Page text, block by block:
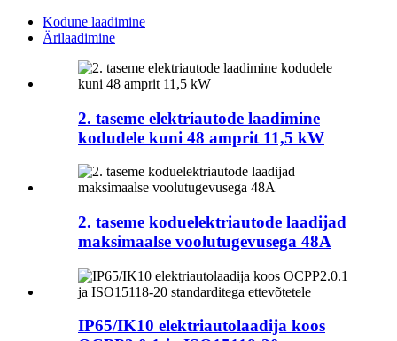
Kodune laadimine
Ärilaadimine
2. taseme elektriautode laadimine
kodudele kuni 48 amprit 11,5 kW
2. taseme koduelektriautode laadijad
maksimaalse voolutugevusega 48A
IP65/IK10 elektriautolaadija koos